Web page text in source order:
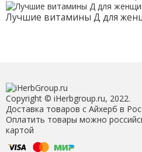
Лучшие витамины Д для
Copyright © iHerbgroup.ru, 2022.
Доставка товаров с Айхерб в
Оплатить товары можно
картой